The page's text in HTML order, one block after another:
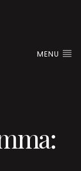
MENU